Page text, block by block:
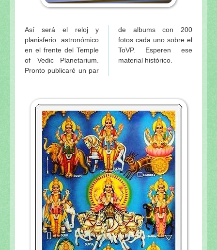
Así será el reloj y
planisferio astronómico
en el frente del Temple
of Vedic Planetarium.
Pronto publicaré un par
de albums con 200
fotos cada uno sobre el
ToVP. Esperen ese
material histórico.